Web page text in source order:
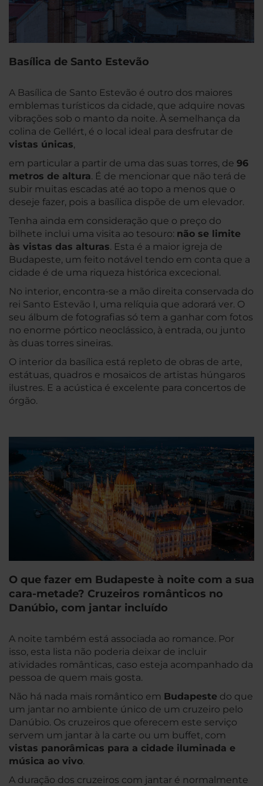
Basílica de Santo Estevão
A Basílica de Santo Estevão é outro dos maiores
emblemas turísticos da cidade, que adquire novas
vibrações sob o manto da noite. À semelhança da
colina de Gellért, é o local ideal para desfrutar de
vistas únicas,
em particular a partir de uma das suas torres, de 96
metros de altura. É de mencionar que não terá de
subir muitas escadas até ao topo a menos que o
deseje fazer, pois a basílica dispõe de um elevador.
Tenha ainda em consideração que o preço do
bilhete inclui uma visita ao tesouro: não se limite
às vistas das alturas. Esta é a maior igreja de
Budapeste, um feito notável tendo em conta que a
cidade é de uma riqueza histórica excecional.
No interior, encontra-se a mão direita conservada do
rei Santo Estevão I, uma relíquia que adorará ver. O
seu álbum de fotografias só tem a ganhar com fotos
no enorme pórtico neoclássico, à entrada, ou junto
às duas torres sineiras.
O interior da basílica está repleto de obras de arte,
estátuas, quadros e mosaicos de artistas húngaros
ilustres. E a acústica é excelente para concertos de
órgão.
O que fazer em Budapeste à noite com a sua
cara-metade? Cruzeiros românticos no
Danúbio, com jantar incluído
A noite também está associada ao romance. Por
isso, esta lista não poderia deixar de incluir
atividades românticas, caso esteja acompanhado da
pessoa de quem mais gosta.
Não há nada mais romântico em Budapeste do que
um jantar no ambiente único de um cruzeiro pelo
Danúbio. Os cruzeiros que oferecem este serviço
servem um jantar à la carte ou um buffet, com
vistas panorâmicas para a cidade iluminada e
música ao vivo.
A duração dos cruzeiros com jantar é normalmente